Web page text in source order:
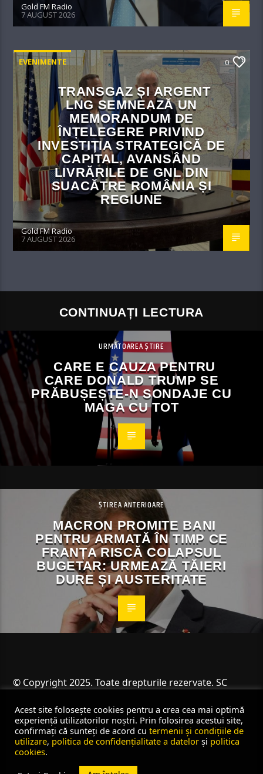
Gold FM Radio
7 AUGUST 2026
EVENIMENTE 0
TRANSGAZ ȘI ARGENT
LNG SEMNEAZĂ UN
MEMORANDUM DE
ÎNȚELEGERE PRIVIND
INVESTIȚIA STRATEGICĂ DE
CAPITAL, AVANSÂND
LIVRĂRILE DE GNL DIN
SUACĂTRE ROMÂNIA ȘI
REGIUNE
Gold FM Radio
7 AUGUST 2026
CONTINUAȚI LECTURA
URMĂTOAREA ȘTIRE
CARE E CAUZA PENTRU
CARE DONALD TRUMP SE
PRĂBUȘEȘTE-N SONDAJE CU
MAGA CU TOT
ȘTIREA ANTERIOARE
MACRON PROMITE BANI
PENTRU ARMATĂ ÎN TIMP CE
FRANȚA RISCĂ COLAPSUL
BUGETAR: URMEAZĂ TĂIERI
DURE ȘI AUSTERITATE
© Copyright 2025. Toate drepturile rezervate. SC
Acest site folosește cookies pentru a crea cea mai optimă
experiență utilizatorilor noștri. Prin folosirea acestui site,
confirmați că sunteți de acord cu termenii și condițiile de
utilizare, politica de confidențialitate a datelor și politica
cookies.